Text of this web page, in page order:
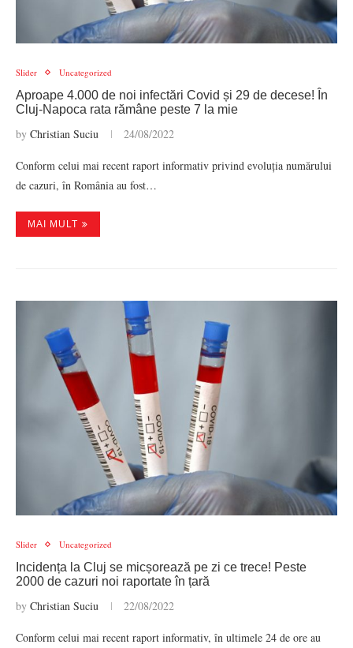
Slider Uncategorized
Aproape 4.000 de noi infectări Covid și 29 de decese! În
Cluj-Napoca rata rămâne peste 7 la mie
by Christian Suciu 24/08/2022
Conform celui mai recent raport informativ privind evoluția numărului
de cazuri, în România au fost…
MAI MULT
Slider Uncategorized
Incidența la Cluj se micșorează pe zi ce trece! Peste
2000 de cazuri noi raportate în țară
by Christian Suciu 22/08/2022
Conform celui mai recent raport informativ, în ultimele 24 de ore au